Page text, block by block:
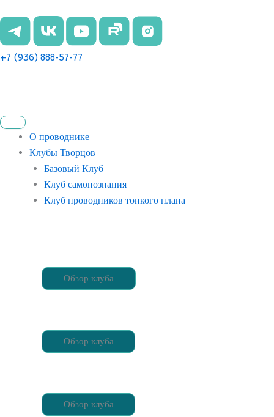
к
содержимому
+7 (936) 888-57-77
О проводнике
Клубы Творцов
Базовый Клуб
Клуб самопознания
Клуб проводников тонкого плана
Обзор клуба
Обзор клуба
Обзор клуба